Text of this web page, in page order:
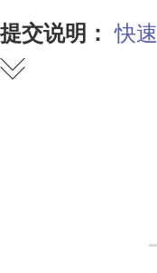
提交说明： 快